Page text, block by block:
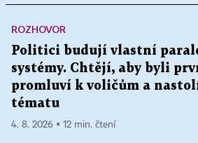
ROZHOVOR
Politici budují vlastní
systémy. Chtějí, aby byli
promluví k voličům a
tématu
4. 8. 2026 ▪ 12 min. čtení